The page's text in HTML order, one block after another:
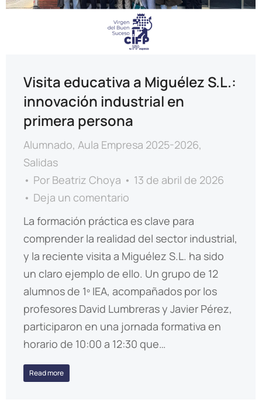
Visita educativa a Miguélez S.L.:
innovación industrial en
primera persona
Alumnado, Aula Empresa 2025-2026,
Salidas
Por Beatriz Choya
13 de abril de 2026
Deja un comentario
La formación práctica es clave para
comprender la realidad del sector industrial,
y la reciente visita a Miguélez S.L. ha sido
un claro ejemplo de ello. Un grupo de 12
alumnos de 1º IEA, acompañados por los
profesores David Lumbreras y Javier Pérez,
participaron en una jornada formativa en
horario de 10:00 a 12:30 que…
Read more